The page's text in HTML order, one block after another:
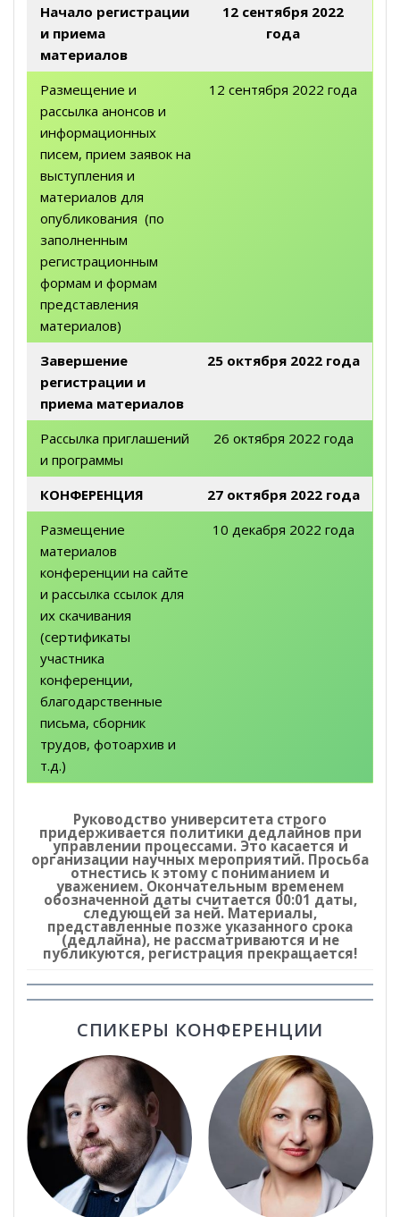
Начало регистрации
и приема
материалов
12 сентября 2022
года
Размещение и
рассылка анонсов и
информационных
писем, прием заявок на
выступления и
материалов для
опубликования (по
заполненным
регистрационным
формам и формам
представления
материалов)
12 сентября 2022 года
Завершение
регистрации и
приема материалов
25 октября 2022 года
Рассылка приглашений
и программы
26 октября 2022 года
КОНФЕРЕНЦИЯ
27 октября 2022 года
Размещение
материалов
конференции на сайте
и рассылка ссылок для
их скачивания
(сертификаты
участника
конференции,
благодарственные
письма, сборник
трудов, фотоархив и
т.д.)
10 декабря 2022 года
Руководство университета строго
придерживается политики дедлайнов при
управлении процессами. Это касается и
организации научных мероприятий. Просьба
отнестись к этому с пониманием и
уважением. Окончательным временем
обозначенной даты считается 00:01 даты,
следующей за ней. Материалы,
представленные позже указанного срока
(дедлайна), не рассматриваются и не
публикуются, регистрация прекращается!
СПИКЕРЫ КОНФЕРЕНЦИИ